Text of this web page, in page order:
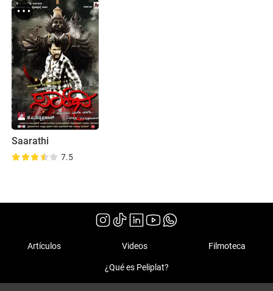
Saarathi
7.5
Artículos Videos Filmoteca
¿Qué es Peliplat?